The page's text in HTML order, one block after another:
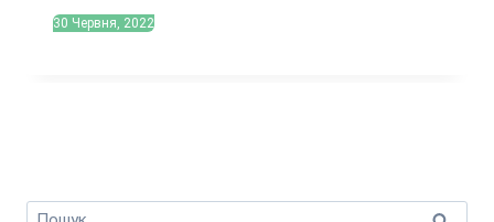
30 Червня, 2022
Пошук: